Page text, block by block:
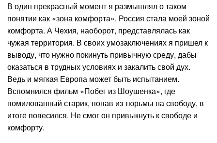
В один прекрасный момент я размышлял о таком
понятии как «зона комфорта». Россия стала моей зоной
комфорта. А Чехия, наоборот, представлялась как
чужая территория. В своих умозаключениях я пришел к
выводу, что нужно покинуть привычную среду, дабы
оказаться в трудных условиях и закалить свой дух.
Ведь и мягкая Европа может быть испытанием.
Вспомнился фильм «Побег из Шоушенка», где
помилованный старик, попав из тюрьмы на свободу, в
итоге повесился. Не смог он привыкнуть к свободе и
комфорту.